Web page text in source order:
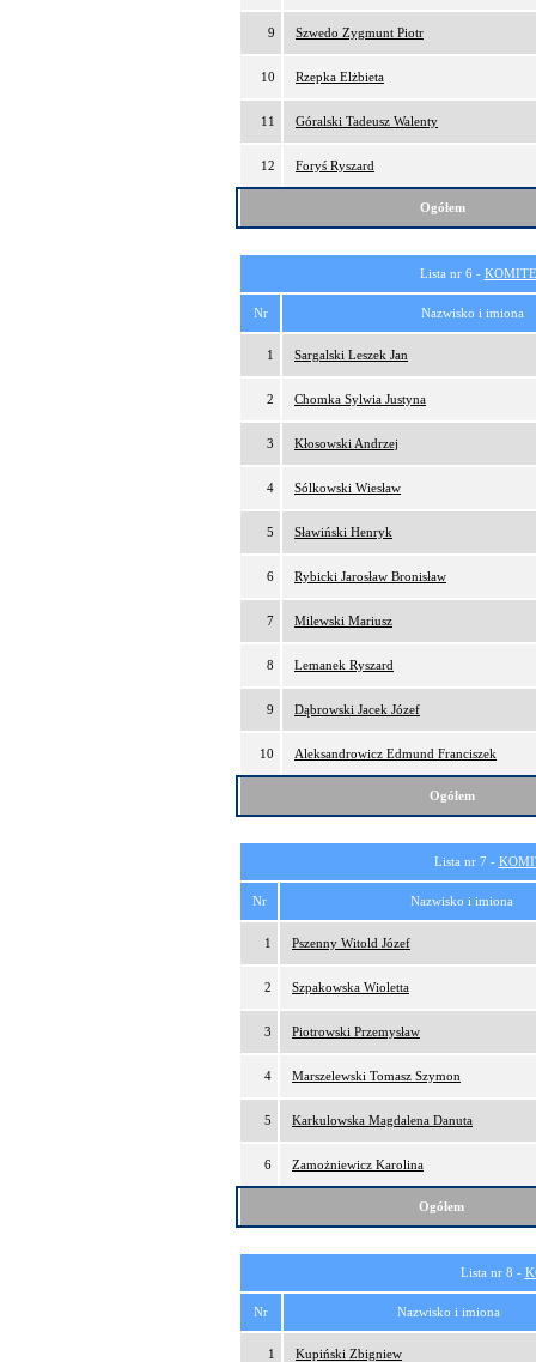
9 Szwedo Zygmunt Piotr
10 Rzepka Elżbieta
11 Góralski Tadeusz Walenty
12 Foryś Ryszard
Ogółem
Lista nr 6 -
Nr Nazwisko i imiona
1 Sargalski Leszek Jan
2 Chomka Sylwia Justyna
3 Kłosowski Andrzej
4 Sólkowski Wiesław
5 Sławiński Henryk
6 Rybicki Jarosław Bronisław
7 Milewski Mariusz
8 Lemanek Ryszard
9 Dąbrowski Jacek Józef
10 Aleksandrowicz Edmund Franciszek
Ogółem
Lista nr 7 -
Nr Nazwisko i imiona
1 Pszenny Witold Józef
2 Szpakowska Wioletta
3 Piotrowski Przemysław
4 Marszelewski Tomasz Szymon
5 Karkulowska Magdalena Danuta
6 Zamożniewicz Karolina
Ogółem
Lista nr 8 -
Nr Nazwisko i imiona
1 Kupiński Zbigniew